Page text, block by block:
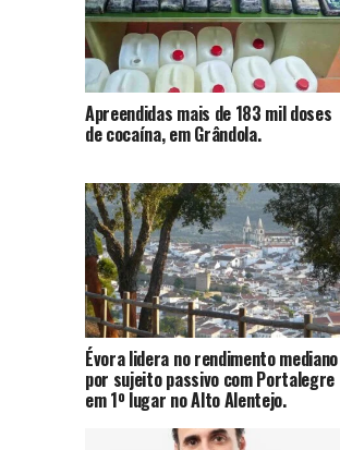
Apreendidas mais de 183 mil doses
de cocaína, em Grândola.
Évora lidera no rendimento mediano
por sujeito passivo com Portalegre
em 1º lugar no Alto Alentejo.